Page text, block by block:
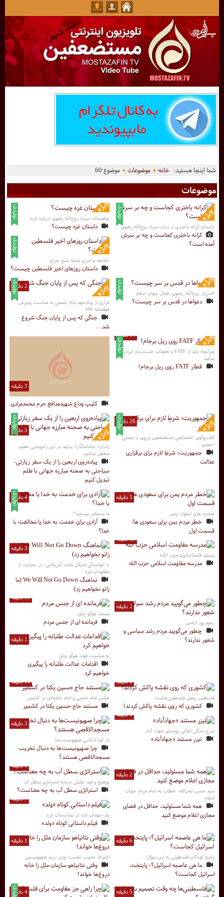
شما اینجا هستید:خانه موضوعات موضوع 60
موضوعات
داستان کرانه باختری از زبان سرباز روح‌الله رضوی
کرانه باختری کجاست و چه بر سرش
آمده است؟
توضیحات سرباز روح‌الله رضوی درباره غزه
داستان غزه چیست؟
خلاصه ماجرای محله شیخ جراح
داستان روزهای اخیر فلسطین چیست؟
#سرباز_روح‌الله_رضوی، فعال جهان اسلام
دعواها در قدس بر سر چیست؟
2 دقیقه
فرازی از پیام مهم امام خمینی به مناسبت پذیرش
قطعنامه 598
جنگی که پس از پایان جنگ شروع
شد...
14 دقیقه
هرآنچه باید از FATF و تعهداتِ خسارت‌بار ایران
بدانید
قطار FATF روی ریل برجام!
3 دقیقه
کلیپ وداع شهیدمدافع حرم محمدمرادی
26 دقیقه
گفت‌وگوی اختصاصی مستضعفین تی‌وی با مجتبی
احمدی
جمهوریت؛ شرطِ لازم برای برقراری
عدالت
5 دقیقه
زائران! جاماندگان! بیایید در این راه‌پیمایی عظیم
منفعل نباشیم
پیاده‌روی اربعین را از یک سفر زیارتی-
سیاحتی به صحنه مبارزه جهانی با ظلم
تبدیل کنیم
5 دقیقه
صخره های استوار/ یمن
خطر مردم یمن برای سعودی ها/
قسمت اول
4 دقیقه
ما مستکبر نیستیم؟!
آزادی برای خدمت به خدا یا مخالفت با
خدا؟
10 دقیقه
مستند فاتحان(تولدحزب الله)
مدرسه مقاومت اسلامی حزب الله
3 دقیقه
با خوانندگی مایکل هارت آمریکایی/ در حمایت از
مظلومان غزه
نماهنگ We Will Not Go Down (ما
زانو نخواهیم زد)
2 دقیقه
رحیم پور ازغدی
چطور می‌گویید مردم رشد سیاسی و
شعور ندارند؟
51 دقیقه
مستند هوگو چاوز
فرمانده ای از جنس مردم
1 دقیقه
به مناسبت فوت هوگو چاوز
اقدامات عدالت طلبانه را پیگیری
خواهیم کرد
2 دقیقه
فلسطین، وطن فلسطینی‌هاست
کشوری که روی نقشه پاکش کردند!
15 دقیقه
عکس امام خمینی و امام خامنه‌ای در کشمیر
مستند حاج حسین یکتا در کشمیر
1 دقیقه
شرح زندگی اهالی روستای جهاد آباد
تیزر مستند «جهادآباد»
3 دقیقه
راز کودک‌کشی صهیونیست‌ها
چرا صهیونیست‌ها به دنبال تخریب
مسجدالاقصی هستند؟
2 دقیقه
سید حسن نصرالله، خطاب به تمام مردم جهان
اسلام
همه شما مسئولید، حداقل در فضای
مجازی اعلام موضع کنید
1 دقیقه
توضیح وحید جلیلی درباره استراتژی سطل آب
استراتژی سطل آب به چه معناست؟
7 دقیقه
یک مهمان تازه در بیمارستان غزه
فیلم داستانی کوتاه «ولد»
6 دقیقه
پاسخ کودکان فلسطینی به این سوال:
ما هی عاصمه اسرائیل؟؛ پایتخت
اسرائیل کجاست؟
1 دقیقه
اعتراف عجیب نخست وزیر رژیم صهیونیستی
وقتی نتانیاهو سازمان ملل را خانه
دروغ‌ها خواند!
5 دقیقه 4 دقیقه